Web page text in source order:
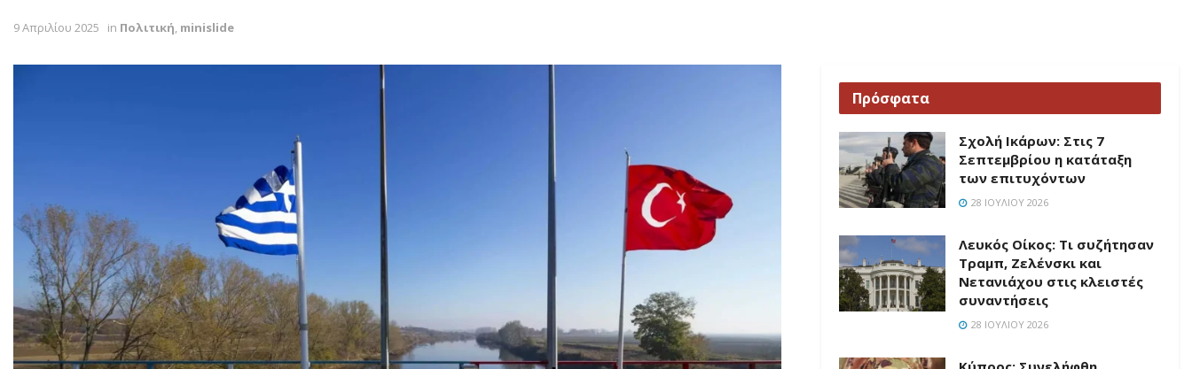
9 Απριλίου 2025 in Πολιτική, minislide
Πρόσφατα
Σχολή Ικάρων: Στις 7
Σεπτεμβρίου η κατάταξη
των επιτυχόντων
28 ΙΟΥΛΊΟΥ 2026
Λευκός Οίκος: Τι συζήτησαν
Τραμπ, Ζελένσκι και
Νετανιάχου στις κλειστές
συναντήσεις
28 ΙΟΥΛΊΟΥ 2026